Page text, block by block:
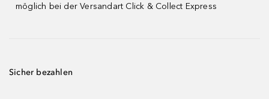
möglich bei der Versandart Click & Collect Express
Sicher bezahlen